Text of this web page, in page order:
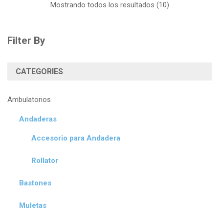
Mostrando todos los resultados (10)
Filter By
CATEGORIES
Ambulatorios
Andaderas
Accesorio para Andadera
Rollator
Bastones
Muletas